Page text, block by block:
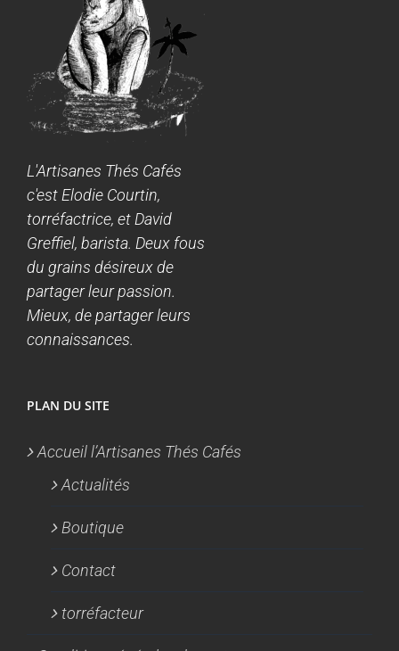
L'Artisanes Thés Cafés
c'est Elodie Courtin,
torréfactrice, et David
Greffiel, barista. Deux fous
du grains désireux de
partager leur passion.
Mieux, de partager leurs
connaissances.
PLAN DU SITE
Accueil l’Artisanes Thés Cafés
Actualités
Boutique
Contact
torréfacteur